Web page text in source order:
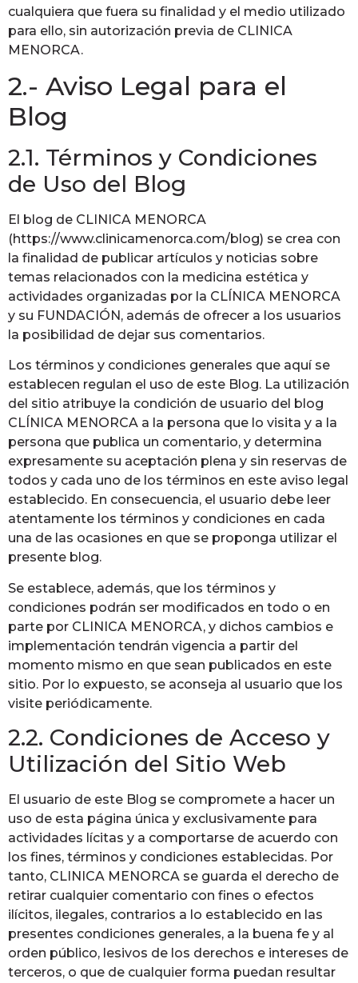
cualquiera que fuera su finalidad y el medio utilizado
para ello, sin autorización previa de CLINICA
MENORCA.
2.- Aviso Legal para el
Blog
2.1. Términos y Condiciones
de Uso del Blog
El blog de CLINICA MENORCA
(https://www.clinicamenorca.com/blog) se crea con
la finalidad de publicar artículos y noticias sobre
temas relacionados con la medicina estética y
actividades organizadas por la CLÍNICA MENORCA
y su FUNDACIÓN, además de ofrecer a los usuarios
la posibilidad de dejar sus comentarios.
Los términos y condiciones generales que aquí se
establecen regulan el uso de este Blog. La utilización
del sitio atribuye la condición de usuario del blog
CLÍNICA MENORCA a la persona que lo visita y a la
persona que publica un comentario, y determina
expresamente su aceptación plena y sin reservas de
todos y cada uno de los términos en este aviso legal
establecido. En consecuencia, el usuario debe leer
atentamente los términos y condiciones en cada
una de las ocasiones en que se proponga utilizar el
presente blog.
Se establece, además, que los términos y
condiciones podrán ser modificados en todo o en
parte por CLINICA MENORCA, y dichos cambios e
implementación tendrán vigencia a partir del
momento mismo en que sean publicados en este
sitio. Por lo expuesto, se aconseja al usuario que los
visite periódicamente.
2.2. Condiciones de Acceso y
Utilización del Sitio Web
El usuario de este Blog se compromete a hacer un
uso de esta página única y exclusivamente para
actividades lícitas y a comportarse de acuerdo con
los fines, términos y condiciones establecidas. Por
tanto, CLINICA MENORCA se guarda el derecho de
retirar cualquier comentario con fines o efectos
ilícitos, ilegales, contrarios a lo establecido en las
presentes condiciones generales, a la buena fe y al
orden público, lesivos de los derechos e intereses de
terceros, o que de cualquier forma puedan resultar